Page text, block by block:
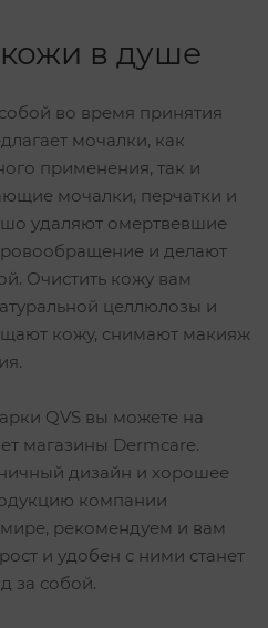
в душе
во время принятия
мочалки, как
применения, так и
мочалки, перчатки и
удаляют омертвевшие
и делают
Очистить кожу вам
целлюлозы и
кожу, снимают макияж
QVS вы можете на
магазины Dermcare.
дизайн и хорошее
компании
рекомендуем и вам
и удобен с ними станет
за собой.